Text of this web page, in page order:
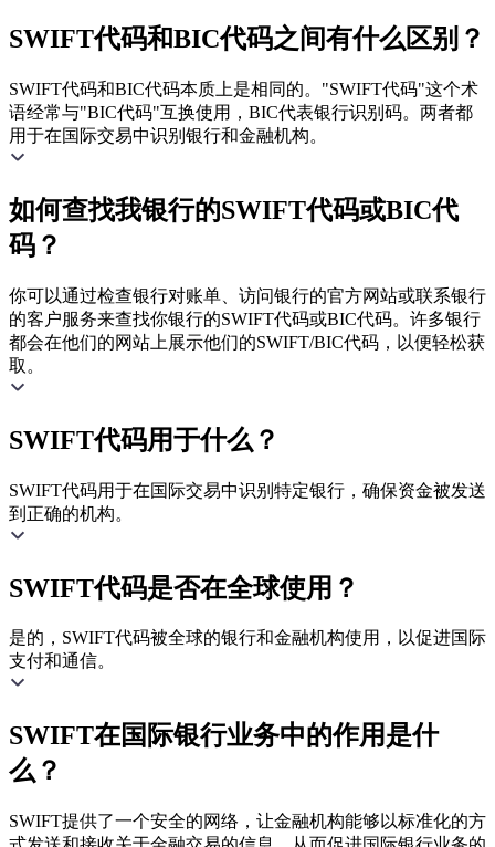
SWIFT代码和BIC代码之间有什么区别？
SWIFT代码和BIC代码本质上是相同的。"SWIFT代码"这个术
语经常与"BIC代码"互换使用，BIC代表银行识别码。两者都
用于在国际交易中识别银行和金融机构。
如何查找我银行的SWIFT代码或BIC代
码？
你可以通过检查银行对账单、访问银行的官方网站或联系银行
的客户服务来查找你银行的SWIFT代码或BIC代码。许多银行
都会在他们的网站上展示他们的SWIFT/BIC代码，以便轻松获
取。
SWIFT代码用于什么？
SWIFT代码用于在国际交易中识别特定银行，确保资金被发送
到正确的机构。
SWIFT代码是否在全球使用？
是的，SWIFT代码被全球的银行和金融机构使用，以促进国际
支付和通信。
SWIFT在国际银行业务中的作用是什
么？
SWIFT提供了一个安全的网络，让金融机构能够以标准化的方